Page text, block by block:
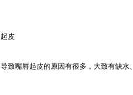
起皮
导致嘴唇起皮的原因有很多，大致有缺水